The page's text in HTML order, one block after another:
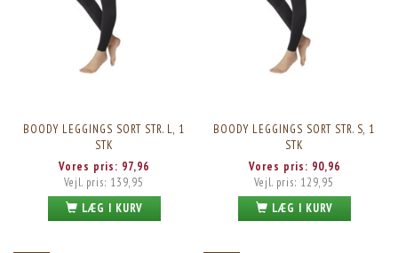
BOODY LEGGINGS SORT STR. L, 1
STK
Vores pris: 97,96
Vejl. pris: 139,95
LÆG I KURV
BOODY LEGGINGS SORT STR. S, 1
STK
Vores pris: 90,96
Vejl. pris: 129,95
LÆG I KURV